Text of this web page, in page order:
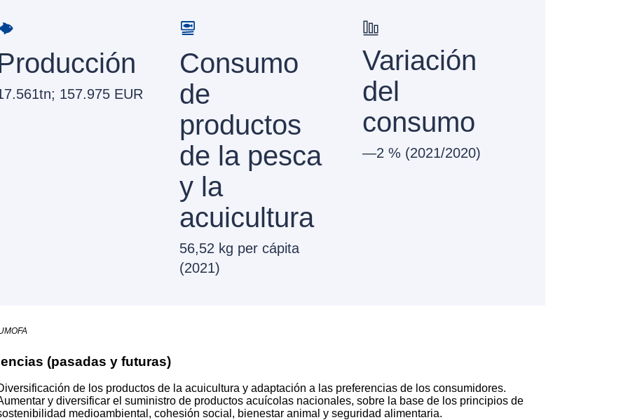
157.975 EUR
Consumo
de
productos
de la pesca
y la
acuicultura
56,52 kg per cápita
(2021)
Variación
del
consumo
—2 % (2021/2020)
(pasadas y futuras)
de los productos de la acuicultura y adaptación a las preferencias de los consumidores.
y diversificar el suministro de productos acuícolas nacionales, sobre la base de los principios de
medioambiental, cohesión social, bienestar animal y seguridad alimentaria.